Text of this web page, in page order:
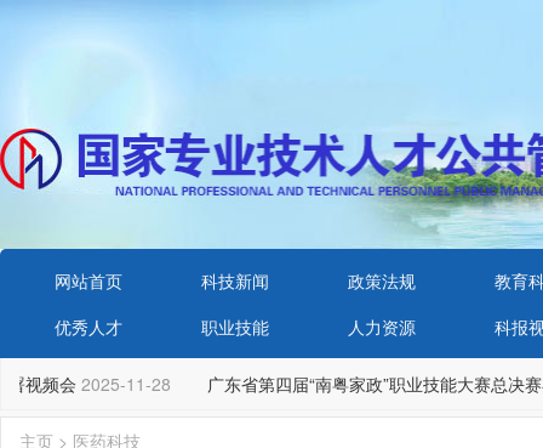
网站首页 科技新闻 政策法规
教育
优秀人才
职业技能 人力资源 科报
视频会 2025-11-28 广东省第四届“南粤家政”职业技能大赛总决
主页 > 医药科技